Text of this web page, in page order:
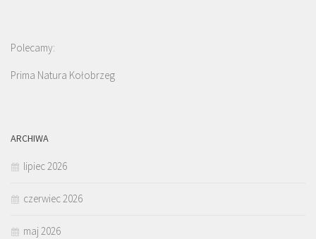
Polecamy:
Prima Natura Kołobrzeg
ARCHIWA
lipiec 2026
czerwiec 2026
maj 2026